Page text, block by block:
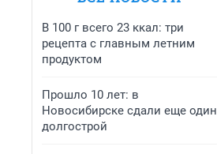
В 100 г всего 23 ккал: три
рецепта с главным летним
продуктом
Прошло 10 лет: в
Новосибирске сдали еще один
долгострой